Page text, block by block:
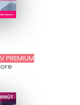
V PREMIUM